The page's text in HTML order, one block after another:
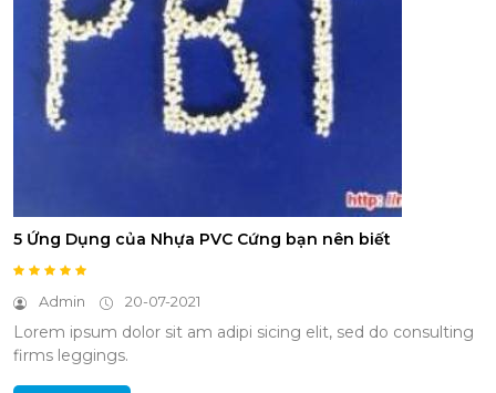
5 Ứng Dụng của Nhựa PVC Cứng bạn nên biết
Admin 20-07-2021
Lorem ipsum dolor sit am adipi sicing elit, sed do consulting
firms leggings.